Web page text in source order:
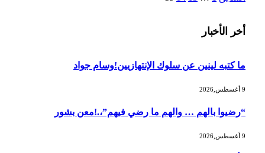
أخر الأخبار
ما كتبه لينين عن سلوك الإنتهازيين!وسام جواد
“رضيوا بالهم … والهم ما رضي فيهم”،.!معن بشور